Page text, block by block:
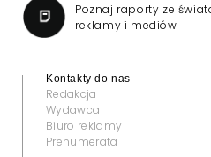
Poznaj raporty ze
reklamy i mediów
Kontakty do nas
Redakcja
Wydawca
Biuro reklamy
Prenumerata